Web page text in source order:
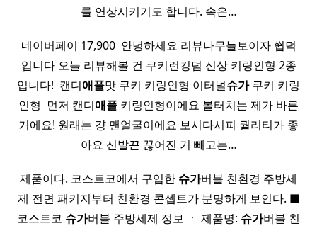
를 연상시키기도 합니다. 속은…
네이버페이 17,900 ​ 안녕하세요 리뷰나무늘보이자 쓉덕
입니다 오늘 리뷰해볼 건 쿠키런킹덤 신상 키링인형 2종
입니다! ​ 캔디애플맛 쿠키 키링인형 이터널슈가쿠키 키링
인형 ​ 먼저 캔디애플 키링인형이에요 볼터치는 제가 바른
거에요! 원래는 걍 맨얼굴이에요 보시다시피 퀄리티가 좋
아요 신발끈 끊어진 거 빼고는…
제품이다. 코스트코에서 구입한 슈가버블 친환경 주방세
제 전면 패키지부터 친환경 콘셉트가 분명하게 보인다. ■
코스트코 슈가버블 주방세제 정보​ ㆍ 제품명: 슈가버블 친